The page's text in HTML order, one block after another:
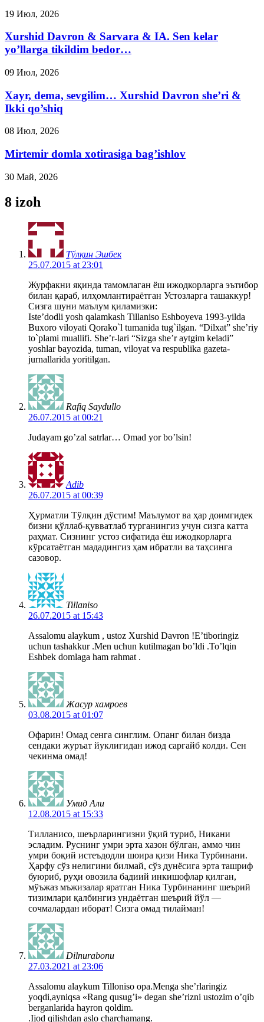
19 Июл, 2026
Xurshid Davron & Sarvara & IA. Sen kelar
yo’llarga tikildim bedor…
09 Июл, 2026
Xayr, dema, sevgilim… Xurshid Davron she’ri &
Ikki qo’shiq
08 Июл, 2026
Mirtemir domla xotirasiga bag’ishlov
30 Май, 2026
8 izoh
Тўлқин Эшбек
25.07.2015 at 23:01
Журфакни яқинда тамомлаган ёш ижодкорларга эътибор
билан қараб, илҳомлантираётган Устозларга ташаккур!
Сизга шуни маълум қиламизки:
Iste’dodli yosh qalamkash Tillaniso Eshboyeva 1993-yilda
Buxoro viloyati Qorako`l tumanida tug`ilgan. “Dilxat” she’riy
to`plami muallifi. She’r-lari “Sizga she’r aytgim keladi”
yoshlar bayozida, tuman, viloyat va respublika gazeta-
jurnallarida yoritilgan.
Rafiq Saydullo
26.07.2015 at 00:21
Judayam go’zal satrlar… Omad yor bo’lsin!
Adib
26.07.2015 at 00:39
Ҳурматли Тўлқин дўстим! Маълумот ва ҳар доимгидек
бизни қўллаб-қувватлаб турганингиз учун сизга катта
раҳмат. Cизнинг устоз сифатида ёш ижодкорларга
кўрсатаётган мададингиз ҳам ибратли ва таҳсинга
сазовор.
Tillaniso
26.07.2015 at 15:43
Assalomu alaykum , ustoz Xurshid Davron !E’tiboringiz
uchun tashakkur .Men uchun kutilmagan bo’ldi .To’lqin
Eshbek domlaga ham rahmat .
Жасур хамроев
03.08.2015 at 01:07
Офарин! Омад сенга синглим. Опанг билан бизда
сендаки журъат йуклигидан ижод саргайб колди. Сен
чекинма омад!
Умид Али
12.08.2015 at 15:33
Тилланисо, шеърларингизни ўқий туриб, Никани
эсладим. Руснинг умри эрта хазон бўлган, аммо чин
умри боқий истеъдодли шоира қизи Ника Турбинани.
Ҳарфу сўз нелигини билмай, сўз дунёсига эрта ташриф
буюриб, руҳи овозила бадиий инкишофлар қилган,
мўъжаз мъжизалар яратган Ника Турбинанинг шеърий
тизимлари қалбингиз ундаётган шеърий йўл —
сочмалардан иборат! Сизга омад тилайман!
Dilnurabonu
27.03.2021 at 23:06
Assalomu alaykum Tilloniso opa.Menga she’rlaringiz
yoqdi,ayniqsa «Rang qusug’i» degan she’rizni ustozim o’qib
berganlarida hayron qoldim.
.Ijod qilishdan aslo charchamang.